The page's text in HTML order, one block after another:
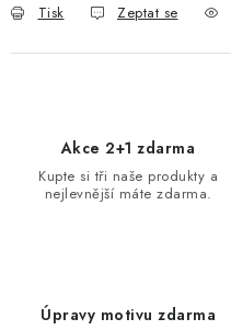
Tisk Zeptat se
Akce 2+1 zdarma
Kupte si tři naše produkty a
nejlevnější máte zdarma.
Úpravy motivu zdarma